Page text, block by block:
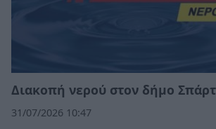
Διακοπή νερού στον δήμο
31/07/2026 10:47